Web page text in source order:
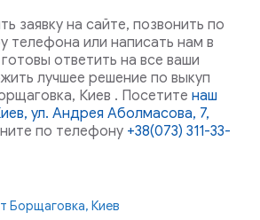
заявку на сайте, позвонить по
телефона или написать нам в
ответить на все ваши
лучшее решение по выкуп
Киев . Посетитенаш
ул. Андрея Аболмасова, 7,
по телефону +38(073) 311-33-
Борщаговка, Киев